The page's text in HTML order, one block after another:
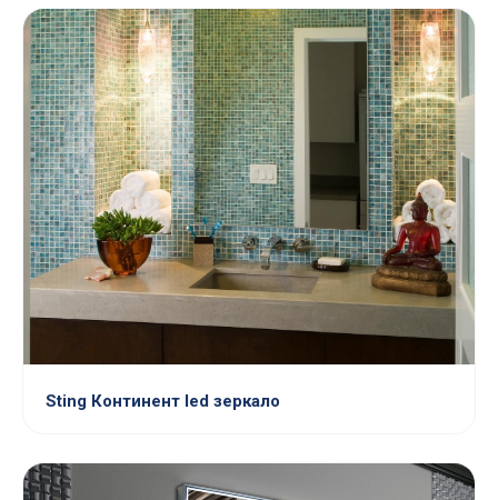
Sting Континент led зеркало